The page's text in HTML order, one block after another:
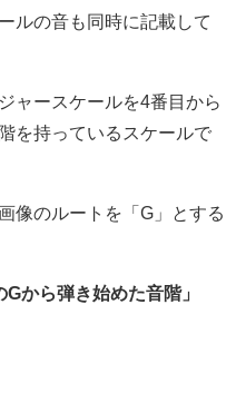
ルの音も同時に記載して
ャースケールを4番目から
を持っているスケールで
像のルートを「G」とする
Gから弾き始めた音階」